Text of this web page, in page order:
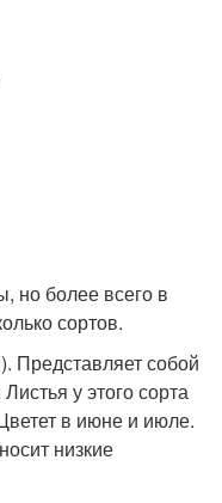
но более всего в
сортов.
Представляет собой
у этого сорта
в июне и июле.
низкие